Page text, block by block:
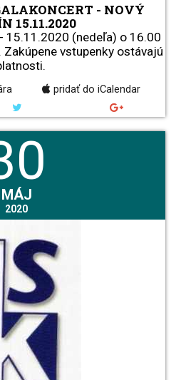
- NOVÝ
15.11.2020
15.11.2020 (nedeľa) o 16.00
Zakúpene vstupenky ostávajú
pridať do iCalendar
MÁJ
2020